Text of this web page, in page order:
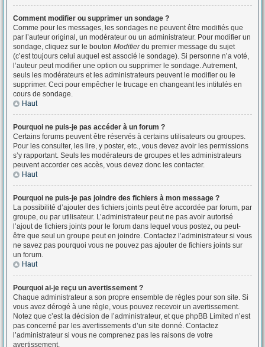
Comment modifier ou supprimer un sondage ?
Comme pour les messages, les sondages ne peuvent être modifiés que
par l’auteur original, un modérateur ou un administrateur. Pour modifier un
sondage, cliquez sur le bouton Modifierdu premier message du sujet
(c’est toujours celui auquel est associé le sondage). Si personne n’a voté,
l’auteur peut modifier une option ou supprimer le sondage. Autrement,
seuls les modérateurs et les administrateurs peuvent le modifier ou le
supprimer. Ceci pour empêcher le trucage en changeant les intitulés en
cours de sondage.
Haut
Pourquoi ne puis-je pas accéder à un forum ?
Certains forums peuvent être réservés à certains utilisateurs ou groupes.
Pour les consulter, les lire, y poster, etc., vous devez avoir les permissions
s’y rapportant. Seuls les modérateurs de groupes et les administrateurs
peuvent accorder ces accès, vous devez donc les contacter.
Haut
Pourquoi ne puis-je pas joindre des fichiers à mon message ?
La possibilité d’ajouter des fichiers joints peut être accordée par forum, par
groupe, ou par utilisateur. L’administrateur peut ne pas avoir autorisé
l’ajout de fichiers joints pour le forum dans lequel vous postez, ou peut-
être que seul un groupe peut en joindre. Contactez l’administrateur si vous
ne savez pas pourquoi vous ne pouvez pas ajouter de fichiers joints sur
un forum.
Haut
Pourquoi ai-je reçu un avertissement ?
Chaque administrateur a son propre ensemble de règles pour son site. Si
vous avez dérogé à une règle, vous pouvez recevoir un avertissement.
Notez que c’est la décision de l’administrateur, et que phpBB Limited n’est
pas concerné par les avertissements d’un site donné. Contactez
l’administrateur si vous ne comprenez pas les raisons de votre
avertissement.